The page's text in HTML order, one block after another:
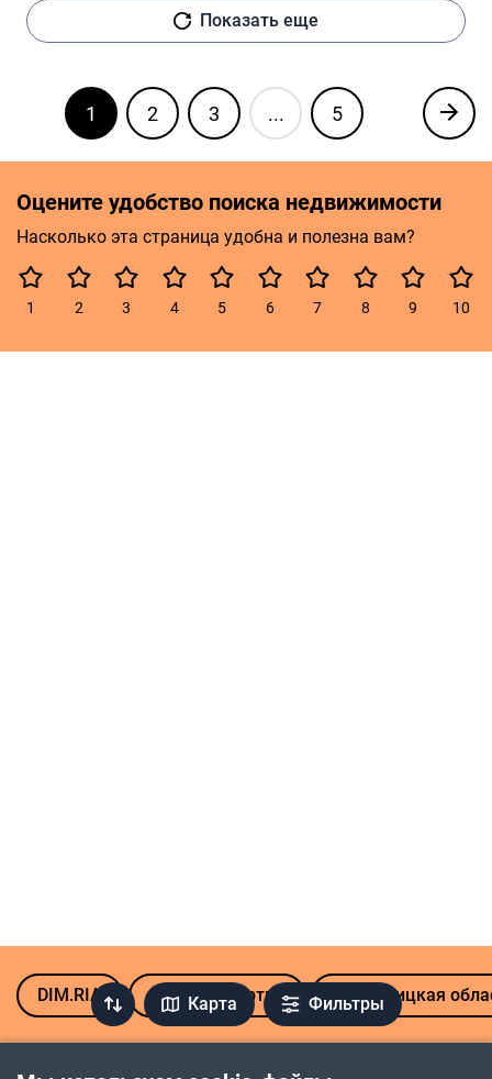
Карта Фильтры
DIM.RIA Аренда квартир Хмельницкая
Показать еще
1 2 3 ... 5
Оцените удобство поиска недвижимости
Насколько эта страница удобна и полезна вам?